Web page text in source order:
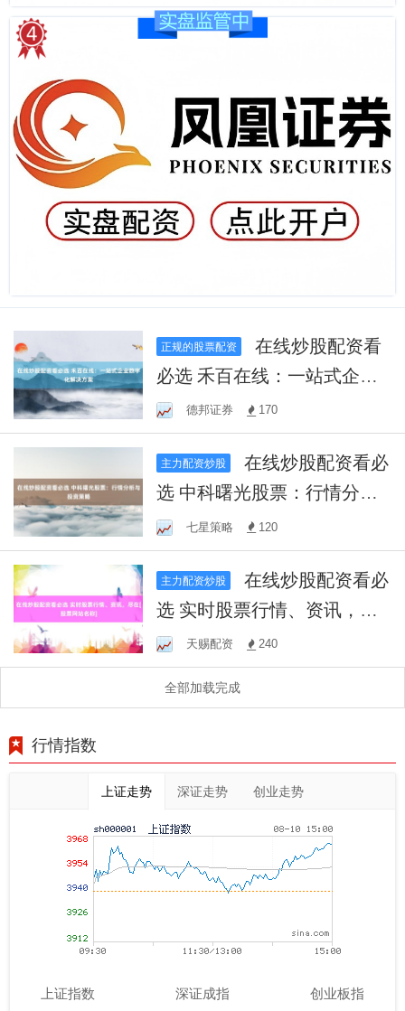
正规的股票配资
在线炒股配资看
必选 禾百在线：一站式企业
数字化解决方案
德邦证券 170
主力配资炒股
在线炒股配资看必
选 中科曙光股票：行情分析
与投资策略
七星策略 120
主力配资炒股
在线炒股配资看必
选 实时股票行情、资讯，尽
在[股票网站名称]
天赐配资 240
全部加载完成
行情指数
上证走势 深证走势 创业走势
上证指数 深证成指 创业板指